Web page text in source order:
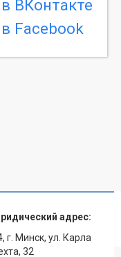
адрес:
г. Минск, ул. Карла
32